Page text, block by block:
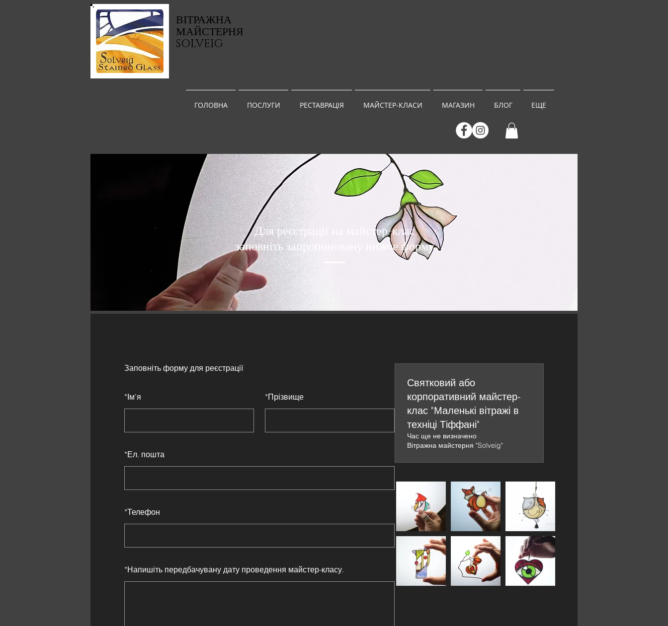
ВІТРАЖНА
МАЙСТЕРНЯ
SOLVEIG
ГОЛОВНА ПОСЛУГИ РЕСТАВРАЦІЯ МАЙСТЕР-КЛАСИ МАГАЗИН БЛОГ ЕЩЕ
Для реєстрації на майстер-клас
заповніть запропоновану нижче форму
Заповніть форму для реєстрації
*Ім'я *Прізвище
*Ел. пошта
*Телефон
*Напишіть передбачувану дату проведення майстер-класу.
Святковий або
корпоративний майстер-
клас "Маленькі вітражі в
техніці Тіффані"
Час ще не визначено
Вітражна майстерня "Solveig"